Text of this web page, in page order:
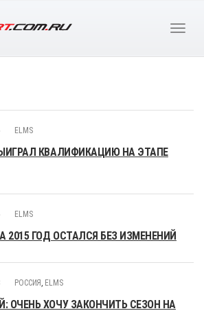
ELMS
КВАЛИФИКАЦИЮ НА ЭТАПЕ
ELMS
2015 ГОД ОСТАЛСЯ БЕЗ ИЗМЕНЕНИЙ
РОССИЯ , ELMS
ОЧЕНЬ ХОЧУ ЗАКОНЧИТЬ СЕЗОН НА